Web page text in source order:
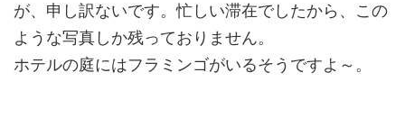
が、申し訳ないです。忙しい滞在でしたから、この
ような写真しか残っておりません。
ホテルの庭にはフラミンゴがいるそうですよ～。